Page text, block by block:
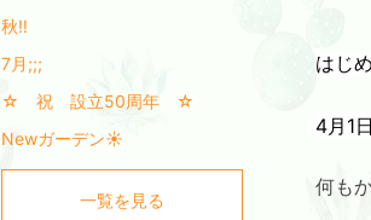
はじ
4月1
何も
秋‼
7月;;;
☆ 祝 設立50周年 ☆
Newガーデン☀
一覧を見る